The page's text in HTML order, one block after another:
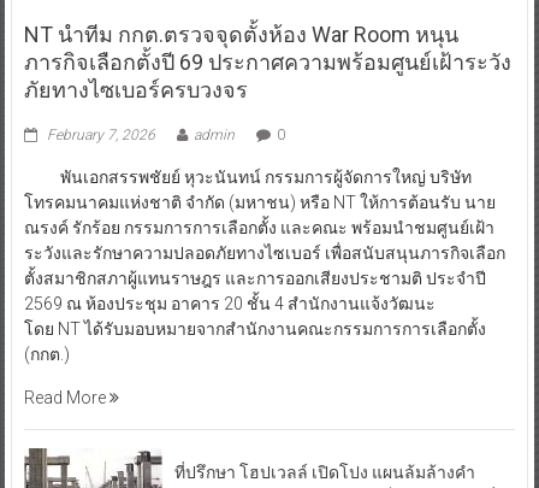
NT นำทีม กกต.ตรวจจุดตั้งห้อง War Room หนุน
ภารกิจเลือกตั้งปี 69 ประกาศความพร้อมศูนย์เฝ้าระวัง
ภัยทางไซเบอร์ครบวงจร
February 7, 2026 admin 0
พันเอกสรรพชัยย์ หุวะนันทน์ กรรมการผู้จัดการใหญ่ บริษัท
โทรคมนาคมแห่งชาติ จำกัด (มหาชน) หรือ NT ให้การต้อนรับ นาย
ณรงค์ รักร้อย กรรมการการเลือกตั้ง และคณะ พร้อมนำชมศูนย์เฝ้า
ระวังและรักษาความปลอดภัยทางไซเบอร์ เพื่อสนับสนุนภารกิจเลือก
ตั้งสมาชิกสภาผู้แทนราษฎร และการออกเสียงประชามติ ประจำปี
2569 ณ ห้องประชุม อาคาร 20 ชั้น 4 สำนักงานแจ้งวัฒนะ
โดย NT ได้รับมอบหมายจากสำนักงานคณะกรรมการการเลือกตั้ง
(กกต.)
Read More
ที่ปรึกษา โฮปเวลล์ เปิดโปง แผนล้มล้างคำ